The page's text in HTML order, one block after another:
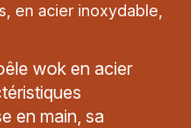
en acier inoxydable,
wok en acier
en main, sa